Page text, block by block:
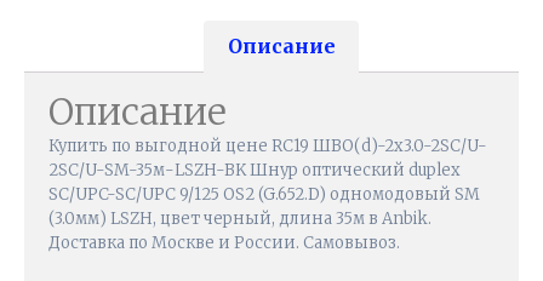
Описание
Описание
Купить по выгодной цене RC19 ШВО(d)-2х3.0-2SC/U-
2SC/U-SM-35м-LSZH-BK Шнур оптический duplex
SC/UPC-SC/UPC 9/125 OS2 (G.652.D) одномодовый SM
(3.0мм) LSZH, цвет черный, длина 35м в Anbik.
Доставка по Москве и России. Самовывоз.